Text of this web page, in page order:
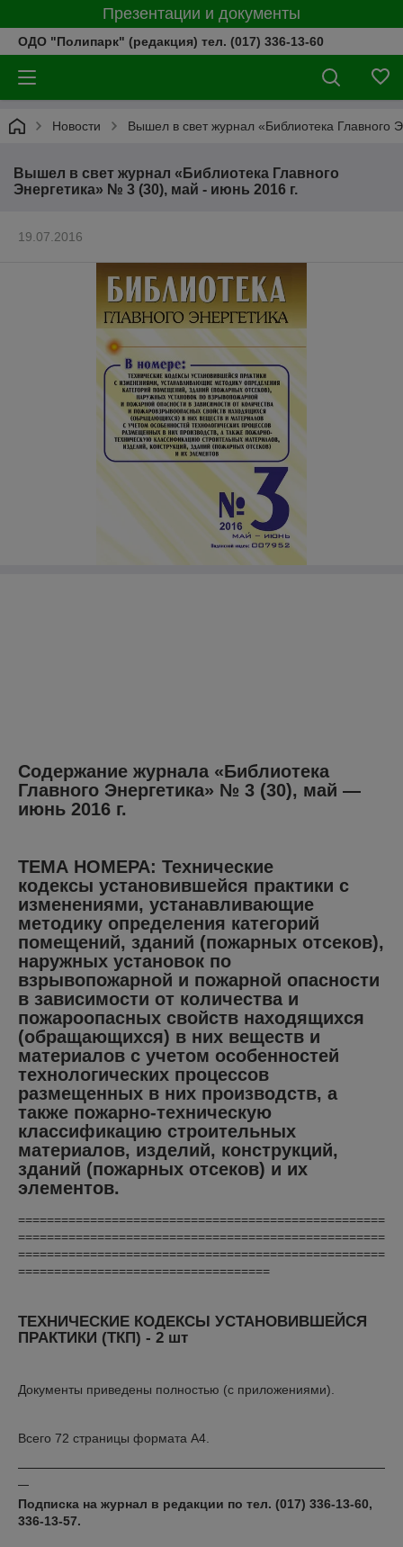
Презентации и документы
ОДО "Полипарк" (редакция) тел. (017) 336-13-60
Новости Вышел в свет журнал «Библиотека
Вышел в свет журнал «Библиотека Главного
Энергетика» № 3 (30), май - июнь 2016 г.
19.07.2016
Содержание журнала «Библиотека
Главного Энергетика» № 3 (30), май ―
июнь 2016 г.
ТЕМА НОМЕРА: Технические
кодексы установившейся практики с
изменениями, устанавливающие
методику определения категорий
помещений, зданий (пожарных отсеков),
наружных установок по
взрывопожарной и пожарной опасности
в зависимости от количества и
пожароопасных свойств находящихся
(обращающихся) в них веществ и
материалов с учетом особенностей
технологических процессов
размещенных в них производств, а
также пожарно-техническую
классификацию строительных
материалов, изделий, конструкций,
зданий (пожарных отсеков) и их
элементов.
===================================================
===================================================
===================================================
===================================
ТЕХНИЧЕСКИЕ КОДЕКСЫ УСТАНОВИВШЕЙСЯ
ПРАКТИКИ (ТКП) - 2 шт
Документы приведены полностью (с приложениями).
Всего 72 страницы формата А4.
Подписка на журнал в редакции по тел. (017) 336-13-60,
336-13-57.